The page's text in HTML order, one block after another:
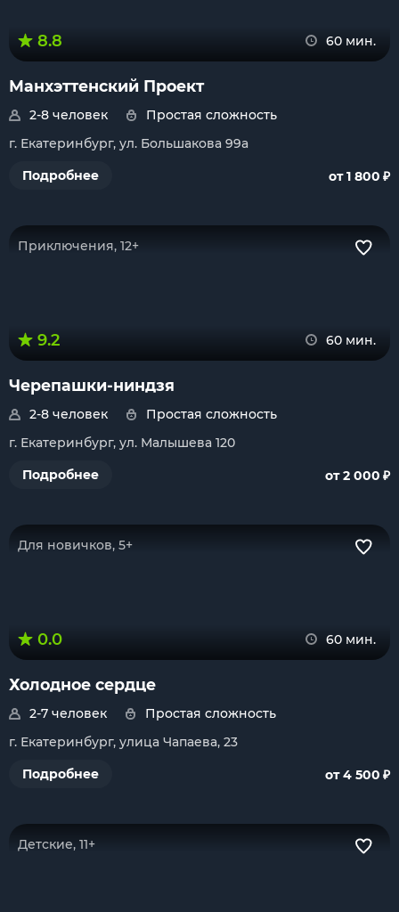
8.8 60 мин.
Манхэттенский Проект
2-8 человек
Простая сложность
г. Екатеринбург, ул. Большакова 99а
Подробнее
от 1 800 ₽
Приключения, 12+
9.2 60 мин.
Черепашки-ниндзя
2-8 человек
Простая сложность
г. Екатеринбург, ул. Малышева 120
Подробнее
от 2 000 ₽
Для новичков, 5+
0.0 60 мин.
Холодное сердце
2-7 человек
Простая сложность
г. Екатеринбург, улица Чапаева, 23
Подробнее
от 4 500 ₽
Детские, 11+